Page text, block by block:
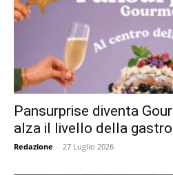
Pansurprise diventa
alza il livello della
Redazione - 27 Luglio 2026